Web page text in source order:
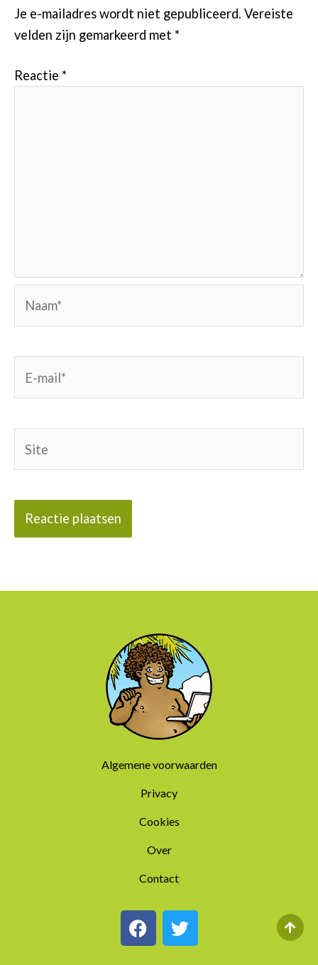
Je e-mailadres wordt niet gepubliceerd. Vereiste
velden zijn gemarkeerd met *
Reactie *
mail*
Algemene voorwaarden
Privacy
Cookies
Over
Contact
F
a
c
T
w
i